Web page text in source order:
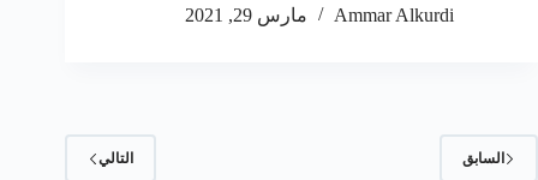
Ammar Alkurdi
مارس 29, 2021
السابق التالي